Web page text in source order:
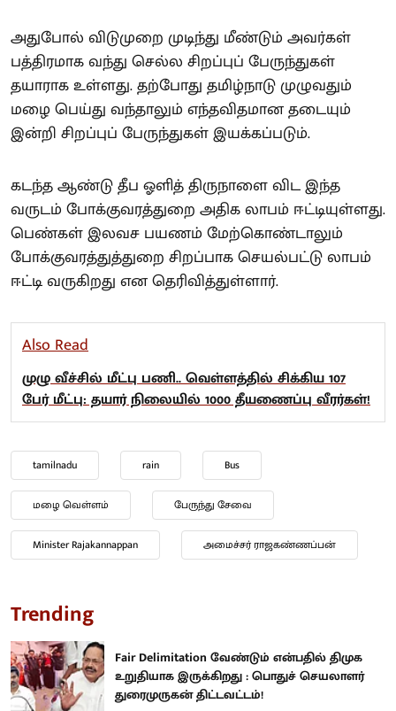
அதுபோல் விடுமுறை முடிந்து மீண்டும் அவர்கள்
பத்திரமாக வந்து செல்ல சிறப்புப் பேருந்துகள்
தயாராக உள்ளது. தற்போது தமிழ்நாடு முழுவதும்
மழை பெய்து வந்தாலும் எந்தவிதமான தடையும்
இன்றி சிறப்புப் பேருந்துகள் இயக்கப்படும்.
கடந்த ஆண்டு தீப ஓளித் திருநாளை விட இந்த
வருடம் போக்குவரத்துறை அதிக லாபம் ஈட்டியுள்ளது.
பெண்கள் இலவச பயணம் மேற்கொண்டாலும்
போக்குவரத்துத்துறை சிறப்பாக செயல்பட்டு லாபம்
ஈட்டி வருகிறது என தெரிவித்துள்ளார்.
Also Read
முழு வீச்சில் மீட்பு பணி.. வெள்ளத்தில் சிக்கிய 107
பேர் மீட்பு: தயார் நிலையில் 1000 தீயணைப்பு வீரர்கள்!
tamilnadu rain Bus
மழை வெள்ளம் பேருந்து சேவை
Minister Rajakannappan அமைச்சர் ராஜகண்ணப்பன்
Trending
Fair Delimitation வேண்டும் என்பதில் திமுக
உறுதியாக இருக்கிறது : பொதுச் செயலாளர்
துரைமுருகன் திட்டவட்டம்!